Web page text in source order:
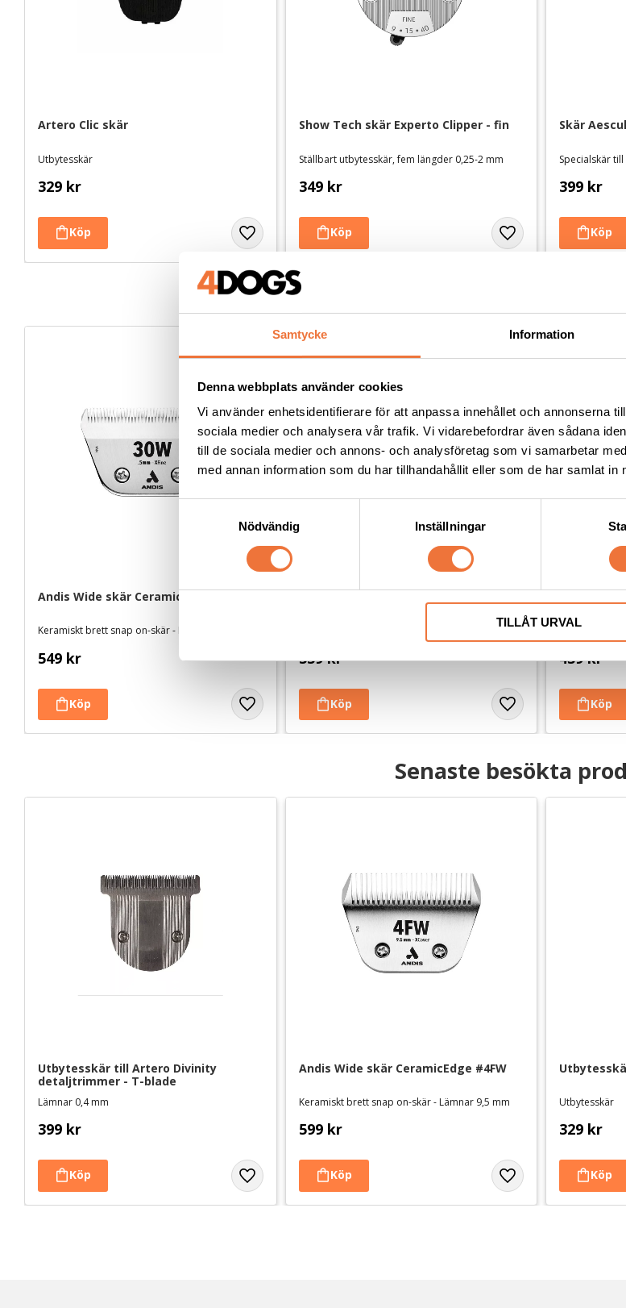
Samtycke Information
Denna webbplats använder cookies
Vi använder enhetsidentifierare för att anpassa innehållet och annonserna
sociala medier och analysera vår trafik. Vi vidarebefordrar även sådana
till de sociala medier och annons- och analysföretag som vi samarbetar
med annan information som du har tillhandahållit eller som de har samlat in
c
s
Nödvändig Inställningar
TILLÅT URVAL
Artero Clic skär
Utbytesskär
329 kr
Show Tech skär Experto Clipper - fin
Ställbart utbytesskär, fem längder 0,25-2 mm
349 kr
Skär
Specialskär
399 kr
Andis Wide skär CeramicEdge #30W
Keramiskt brett snap on-skär - Lämnar 0,5 mm
549 kr 339kr
Keramiskt
439kr
Senaste besökta
Utbytesskär till Artero Divinity
detaljtrimmer - T-blade
Lämnar 0,4 mm
399 kr
Andis Wide skär CeramicEdge #4FW
Keramiskt brett snap on-skär - Lämnar 9,5 mm
599 kr
Utbytesskär
329 kr